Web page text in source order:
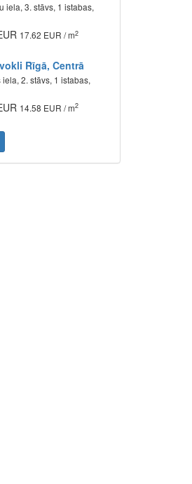
iela, 3. stāvs, 1 istabas,
17.62 EUR / m2
Rīgā, Centrā
2. stāvs, 1 istabas,
14.58 EUR / m2